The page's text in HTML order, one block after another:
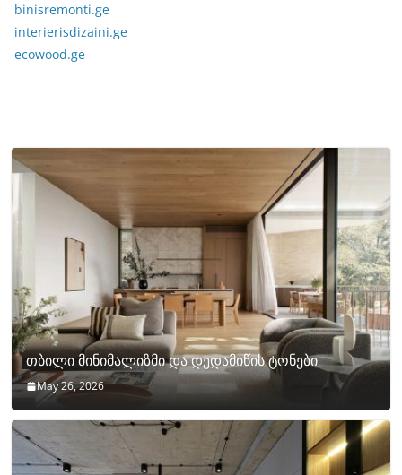
binisremonti.ge
interierisdizaini.ge
ecowood.ge
თბილი მინიმალიზმი და დედამიწის ტონები
May 26, 2026